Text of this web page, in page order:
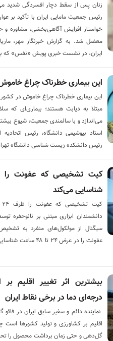
زنان پس از سقط دچار افسردگی شدید
رئیس جمعیت مامایی ایران با تأکید
خواستار افزایش آگاهی‌بخشی، مشاوره و
معضل شد. به گزارش خبرنگار مهر،
ایران، در نشست خبری پویش «نفس» که
این بیماری خطرناک چراغ
مبتلا به دیابت هستند؛ بیماری‌ای
می‌اندازد و با سالمندی جمعیت، شیوع
استاد بیوشیمی دانشگاه، رئیس
رئیس دانشکده زیست شناسی دانشگاه
شناسایی می‌کند
دانشمندان ابزاری مبتنی بر نانوحفره
سیگنال‌ از مولکول‌های منفرد به
عفونت‌ را در عرض ۲۴
درجه‌ای دما در برخی نقاط ایران
نماینده دائم و سفیر سابق ایران در فائو
اقلیم بر کشاورزی و تولید کشورها است
گل‌دهی و حتی زمان برداشت محصول را تحت